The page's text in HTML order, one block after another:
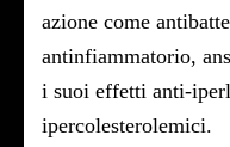
azione come
antinfiammatorio,
i suoi effetti anti-
ipercolesterolemici.